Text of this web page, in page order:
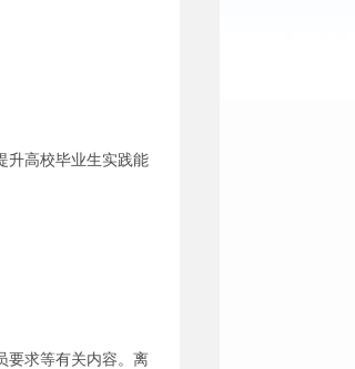
升高校毕业生实践能
要求等有关内容。离